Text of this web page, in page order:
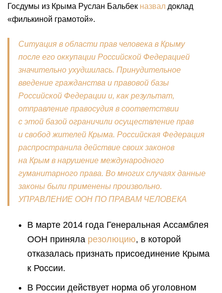
Госдумы из Крыма Руслан Бальбек назвал доклад
«филькиной грамотой».
Ситуация в области прав человека в Крыму
после его оккупации Российской Федерацией
значительно ухудшилась. Принудительное
введение гражданства и правовой базы
Российской Федерации и, как результат,
отправление правосудия в соответствии
с этой базой ограничили осуществление прав
и свобод жителей Крыма. Российская Федерация
распространила действие своих законов
на Крым в нарушение международного
гуманитарного права. Во многих случаях данные
законы были применены произвольно.
УПРАВЛЕНИЕ ООН ПО ПРАВАМ ЧЕЛОВЕКА
В марте 2014 года Генеральная Ассамблея
ООН приняла резолюцию, в которой
отказалась признать присоединение Крыма
к России.
В России действует норма об уголовном